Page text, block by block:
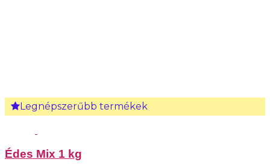
Legnépszerűbb termékek
Édes Mix 1 kg